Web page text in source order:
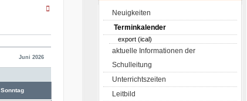
Neuigkeiten
Terminkalender
export (ical)
aktuelle Informationen der
Schulleitung
Unterrichtszeiten
Leitbild
Juni 2026
Sonntag